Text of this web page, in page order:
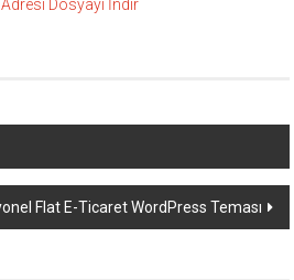
Dosyayı İndir
Flat E-Ticaret WordPress Teması